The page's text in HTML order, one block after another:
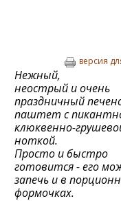
версия
Нежный,
неострый и очень
праздничный
паштет с
клюквенно-
ноткой.
Просто и быстро
готовится - его
запечь и в
формочках.